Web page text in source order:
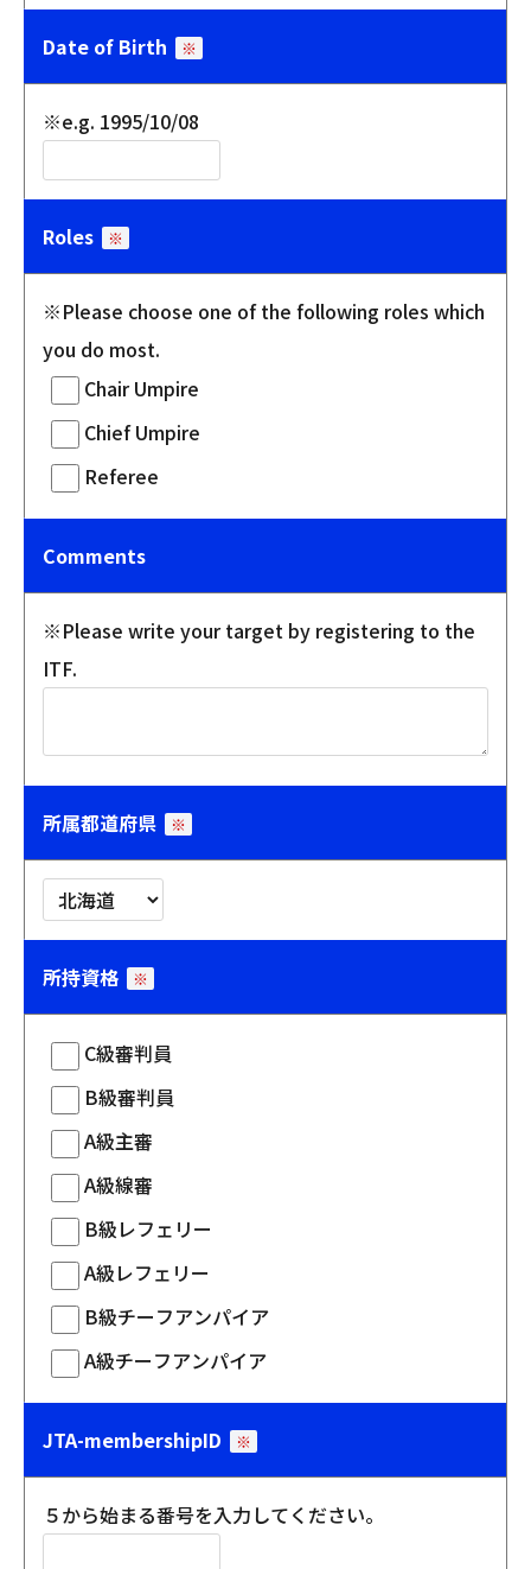
Date of Birth ※
※e.g. 1995/10/08
Roles ※
※Please choose one of the following roles which
you do most.
Chair Umpire
Chief Umpire
Referee
Comments
※Please write your target by registering to the
ITF.
所属都道府県 ※
所持資格 ※
C級審判員
B級審判員
A級主審
A級線審
B級レフェリー
A級レフェリー
B級チーフアンパイア
A級チーフアンパイア
JTA-membershipID ※
５から始まる番号を入力してください。